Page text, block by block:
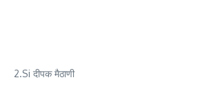
2.Si दीपक मैठाणी